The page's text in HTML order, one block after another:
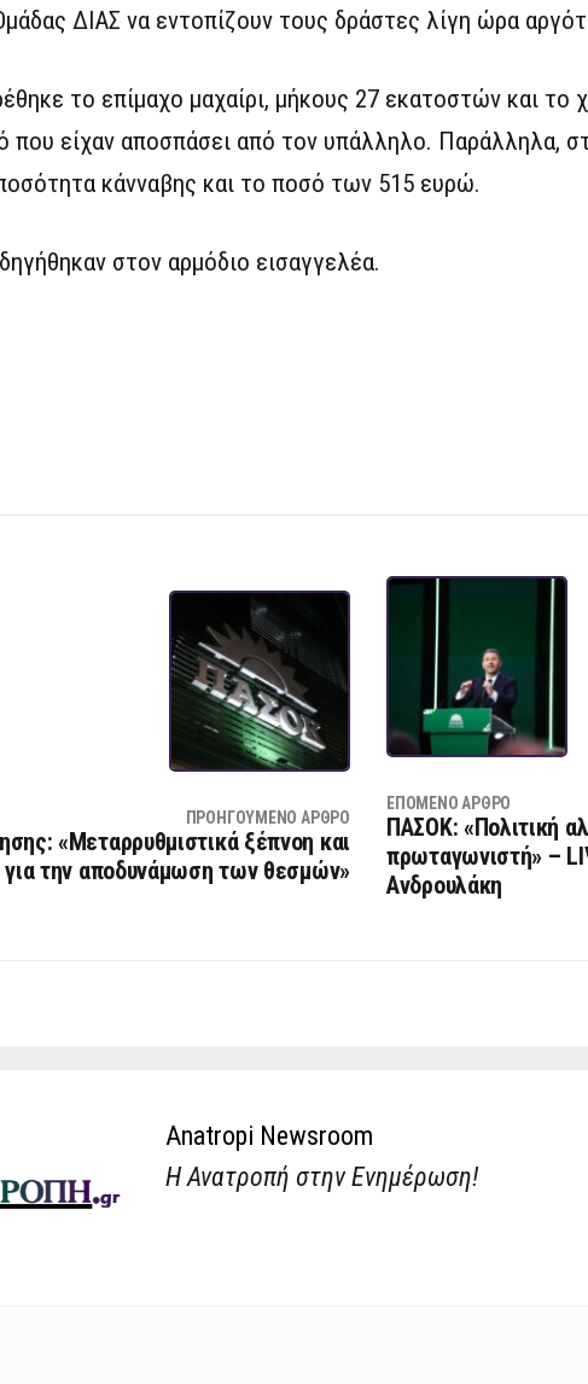
ΔΙΑΣ να εντοπίζουν τους δράστες λίγη ώρα
το επίμαχο μαχαίρι, μήκους 27 εκατοστών και
που είχαν αποσπάσει από τον υπάλληλο. Παράλληλα,
κάνναβης και το ποσό των 515 ευρώ.
στον αρμόδιο εισαγγελέα.
ΠΡΟΗΓΟΎΜΕΝΟ ΆΡΘΡΟ
«Μεταρρυθμιστικά ξέπνοη και
για την αποδυνάμωση των θεσμών»
ΕΠΌΜΕΝΟ ΆΡΘΡΟ
ΠΑΣΟΚ: «Πολιτική
πρωταγωνιστή» –
Ανδρουλάκη
Anatropi Newsroom
Η Ανατροπή στην Ενημέρωση!